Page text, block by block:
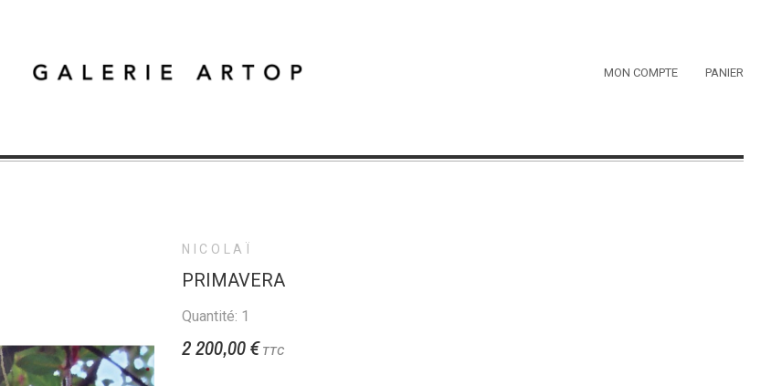
MON COMPTE PANIER
NICOLAÏ
PRIMAVERA
Quantité: 1
2 200,00 € TTC